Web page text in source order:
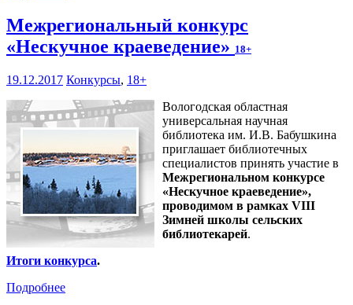
Межрегиональный конкурс
«Нескучное краеведение» 18+
19.12.2017 Конкурсы, 18+
Вологодская областная
универсальная научная
библиотека им. И.В. Бабушкина
приглашает библиотечных
специалистов принять участие в
Межрегиональном конкурсе
«Нескучное краеведение»,
проводимом в рамках VIII
Зимней школы сельских
библиотекарей.
Итоги конкурса.
Подробнее